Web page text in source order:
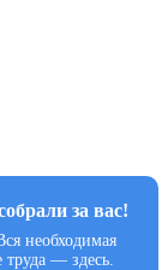
за вас!
необходимая
— здесь.